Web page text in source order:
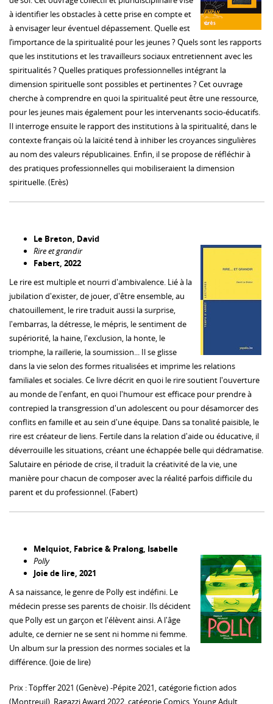
à identifier les obstacles à cette prise en compte et
à envisager leur éventuel dépassement. Quelle est
l’importance de la spiritualité pour les jeunes ? Quels sont les rapports
que les institutions et les travailleurs sociaux entretiennent avec les
spiritualités ? Quelles pratiques professionnelles intégrant la
dimension spirituelle sont possibles et pertinentes ? Cet ouvrage
cherche à comprendre en quoi la spiritualité peut être une ressource,
pour les jeunes mais également pour les intervenants socio-éducatifs.
Il interroge ensuite le rapport des institutions à la spiritualité, dans le
contexte français où la laïcité tend à inhiber les croyances singulières
au nom des valeurs républicaines. Enfin, il se propose de réfléchir à
des pratiques professionnelles qui mobiliseraient la dimension
spirituelle. (Erès)
Le Breton, David
Rire et grandir
Fabert, 2022
Le rire est multiple et nourri d'ambivalence. Lié à la
jubilation d'exister, de jouer, d'être ensemble, au
chatouillement, le rire traduit aussi la surprise,
l'embarras, la détresse, le mépris, le sentiment de
supériorité, la haine, l'exclusion, la honte, le
triomphe, la raillerie, la soumission... Il se glisse
dans la vie selon des formes ritualisées et imprime les relations
familiales et sociales. Ce livre décrit en quoi le rire soutient l'ouverture
au monde de l'enfant, en quoi l'humour est efficace pour prendre à
contrepied la transgression d'un adolescent ou pour désamorcer des
conflits en famille et au sein d'une équipe. Dans sa tonalité paisible, le
rire est créateur de liens. Fertile dans la relation d'aide ou éducative, il
déverrouille les situations, créant une échappée belle qui dédramatise.
Salutaire en période de crise, il traduit la créativité de la vie, une
manière pour chacun de composer avec la réalité parfois difficile du
parent et du professionnel. (Fabert)
Melquiot, Fabrice & Pralong, Isabelle
Polly
Joie de lire, 2021
A sa naissance, le genre de Polly est indéfini. Le
médecin presse ses parents de choisir. Ils décident
que Polly est un garçon et l'élèvent ainsi. A l'âge
adulte, ce dernier ne se sent ni homme ni femme.
Un album sur la pression des normes sociales et la
différence. (Joie de lire)
Prix : Töpffer 2021 (Genève) -Pépite 2021, catégorie fiction ados
(Montreuil), Ragazzi Award 2022, catégorie Comics, Young Adult